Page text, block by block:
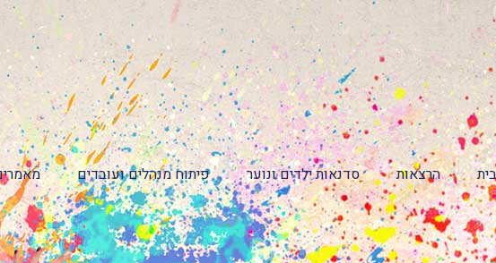
בית הרצאות סדנאות ילדים ונוער פיתוח מנהלים ועובדים